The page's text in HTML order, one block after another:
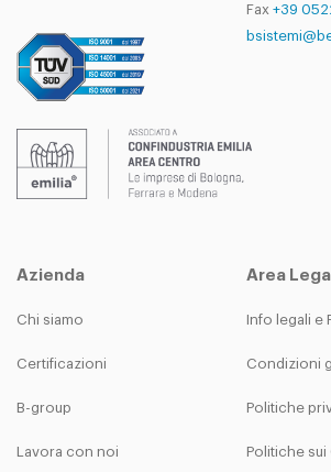
Fax +39
Azienda
Chi siamo
Certificazioni
B-group
Lavora con noi
Area
Info legali e
Condizioni
Politiche
Politiche